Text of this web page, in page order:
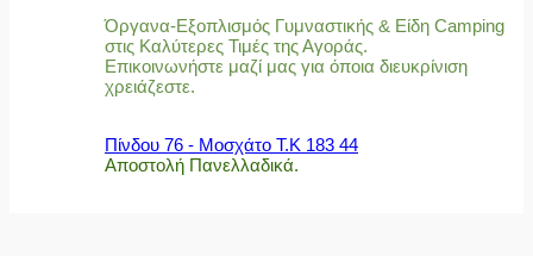
Όργανα-Εξοπλισμός Γυμναστικής & Είδη Camping
στις Καλύτερες Τιμές της Αγοράς.
Επικοινωνήστε μαζί μας για όποια διευκρίνιση
χρειάζεστε.
Πίνδου 76 - Μοσχάτο Τ.Κ 183 44
Αποστολή Πανελλαδικά.